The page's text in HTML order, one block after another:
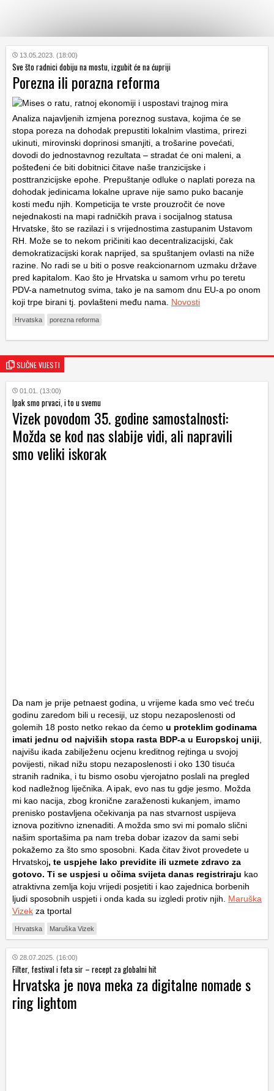
KATEGORIJE
HRVATSKI
13.05.2023. (18:00)
Sve što radnici dobiju na mostu, izgubit će na ćupriji
Porezna ili porazna reforma
Analiza najavljenih izmjena poreznog sustava, kojima će se
stopa poreza na dohodak prepustiti lokalnim vlastima, prirezi
ukinuti, mirovinski doprinosi smanjiti, a trošarine povećati,
dovodi do jednostavnog rezultata – stradat će oni maleni, a
pošteđeni će biti dobitnici čitave naše tranzicijske i
posttranzicijske epohe. Prepuštanje odluke o naplati poreza na
dohodak jedinicama lokalne uprave nije samo puko bacanje
kosti među njih. Kompeticija te vrste prouzročit će nove
nejednakosti na mapi radničkih prava i socijalnog statusa
Hrvatske, što se razilazi i s vrijednostima zastupanim Ustavom
RH. Može se to nekom pričiniti kao decentralizacijski, čak
demokratizacijski korak naprijed, sa spuštanjem ovlasti na niže
razine. No radi se u biti o posve reakcionarnom uzmaku države
pred kapitalom. Kao što je Hrvatska u samom vrhu po teretu
PDV-a nametnutog svima, tako je na samom dnu EU-a po onom
koji trpe birani tj. povlašteni među nama. Novosti
Hrvatska porezna reforma
SLIČNE VIJESTI
01.01. (13:00)
Ipak smo prvaci, i to u svemu
Vizek povodom 35. godine samostalnosti:
Možda se kod nas slabije vidi, ali napravili
smo veliki iskorak
Da nam je prije petnaest godina, u vrijeme kada smo već treću
godinu zaredom bili u recesiji, uz stopu nezaposlenosti od
golemih 18 posto netko rekao da ćemo u proteklim godinama
imati jednu od najviših stopa rasta BDP-a u Europskoj uniji
najvišu ikada zabilježenu ocjenu kreditnog rejtinga u svojoj
povijesti, nikad nižu stopu nezaposlenosti i oko 130 tisuća
stranih radnika, i tu bismo osobu vjerojatno poslali na pregled
kod nadležnog liječnika. A ipak, evo nas tu gdje jesmo. Možda
mi kao nacija, zbog kronične zaraženosti kukanjem, imamo
prenisko postavljena očekivanja pa nas stvarnost uspijeva
iznova pozitivno iznenaditi. A možda smo svi mi pomalo slični
našim sportašima pa nam treba dobar izazov da sami sebi
pokažemo za što smo sposobni. Kada čitav život provedete u
Hrvatskoj, te uspjehe lako previdite ili uzmete zdravo za
gotovo. Ti se uspjesi u očima svijeta danas registriraju kao
atraktivna zemlja koju vrijedi posjetiti i kao zajednica borbenih
ljudi sposobnih uspjeti i onda kada su izgledi protiv njih. Maruška
Vizek za tportal
Hrvatska Maruška Vizek
28.07.2025. (16:00)
Filter, festival i feta sir – recept za globalni hit
Hrvatska je nova meka za digitalne nomade s
ring lightom